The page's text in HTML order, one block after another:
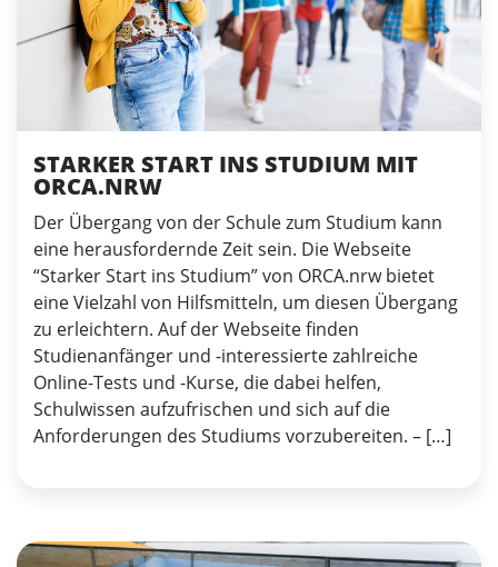
STARKER START INS STUDIUM MIT
ORCA.NRW
Der Übergang von der Schule zum Studium kann
eine herausfordernde Zeit sein. Die Webseite
“Starker Start ins Studium” von ORCA.nrw bietet
eine Vielzahl von Hilfsmitteln, um diesen Übergang
zu erleichtern. Auf der Webseite finden
Studienanfänger und -interessierte zahlreiche
Online-Tests und -Kurse, die dabei helfen,
Schulwissen aufzufrischen und sich auf die
Anforderungen des Studiums vorzubereiten. – […]